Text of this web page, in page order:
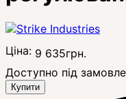
Ціна: 9 635грн.
Доступно під
Купити